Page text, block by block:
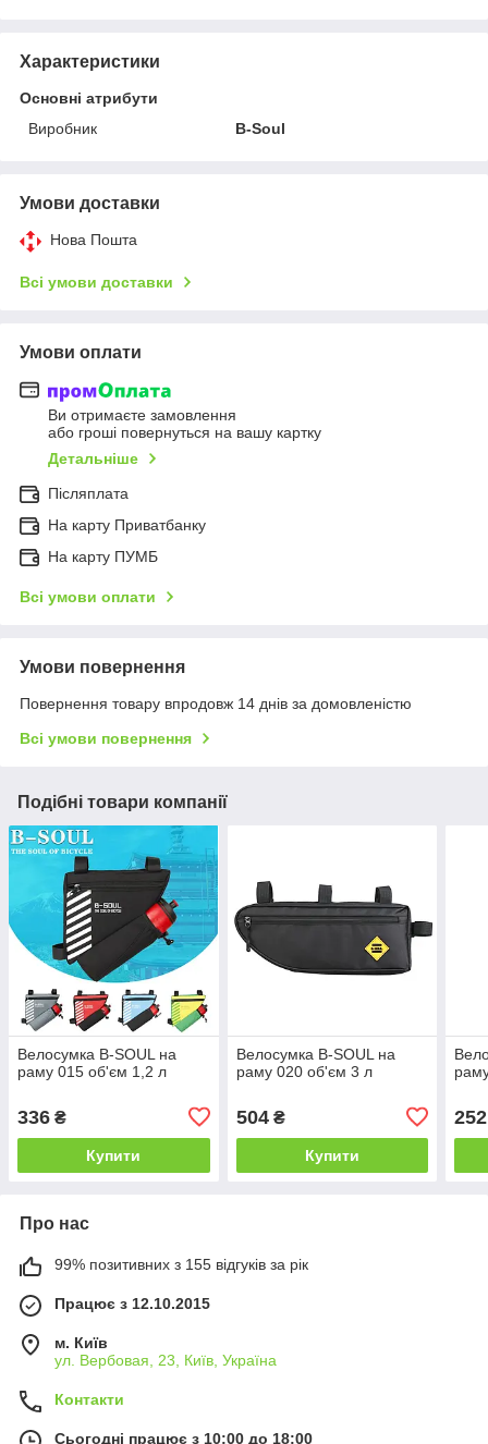
Характеристики
Основні атрибути
Виробник
B-Soul
Умови доставки
Нова Пошта
Всі умови доставки
Умови оплати
Ви отримаєте замовлення
або гроші повернуться на вашу картку
Детальніше
Післяплата
На карту Приватбанку
На карту ПУМБ
Всі умови оплати
Умови повернення
Повернення товару впродовж 14 днів за домовленістю
Всі умови повернення
Подібні товари компанії
Велосумка B-SOUL на
раму 015 об'єм 1,2 л
336 ₴
Купити
Велосумка B-SOUL на
раму 020 об'єм 3 л
504₴
Купити
252
Про нас
99% позитивних з 155 відгуків за рік
Працює з 12.10.2015
м. Київ
ул. Вербовая, 23, Київ, Україна
Контакти
Сьогодні працює з 10:00 до 18:00